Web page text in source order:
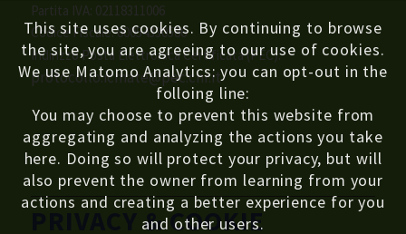
Partita IVA: 02118311006
Codice Fiscale: 80054330586
Indirizzo Posta Elettronica Certificata (PEC):
protocollo.icmate@pec.cnr.it
PRIVACY & COOKIE
This site uses cookies. By continuing to browse
the site, you are agreeing to our use of cookies.
We use Matomo Analytics: you can opt-out in the
folloing line:
You may choose to prevent this website from
aggregating and analyzing the actions you take
here. Doing so will protect your privacy, but will
also prevent the owner from learning from your
actions and creating a better experience for you
and other users.